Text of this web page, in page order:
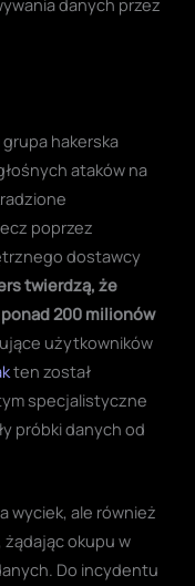
hakerska
ataków na
poprzez
dostawcy
twierdzą, że
200 milionów
użytkowników
ten został
specjalistyczne
próbki danych od
wyciek, ale również
okupu w
Do incydentu